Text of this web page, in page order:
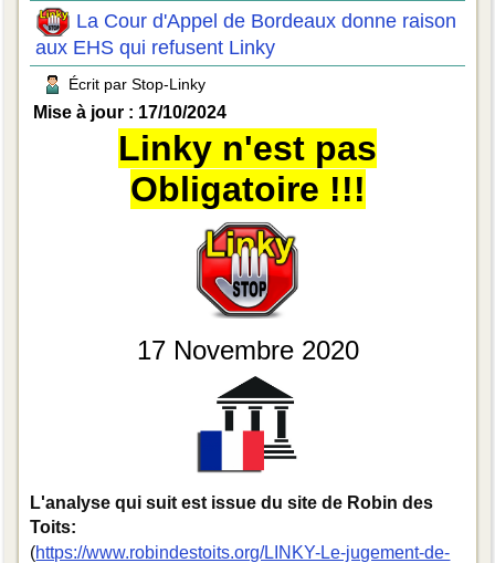
La Cour d'Appel de Bordeaux donne raison
aux EHS qui refusent Linky
Écrit par Stop-Linky
Mise à jour : 17/10/2024
Linky n'est pas
Obligatoire !!!
17 Novembre 2020
L'analyse qui suit est issue du site de Robin des
Toits:
(https://www.robindestoits.org/LINKY-Le-jugement-de-